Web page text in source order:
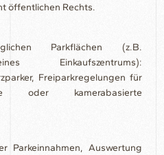
öffentlichen Rechts.
Parkflächen (z.B.
Einkaufszentrums):
Freiparkregelungen für
oder kamerabasierte
Parkeinnahmen, Auswertung